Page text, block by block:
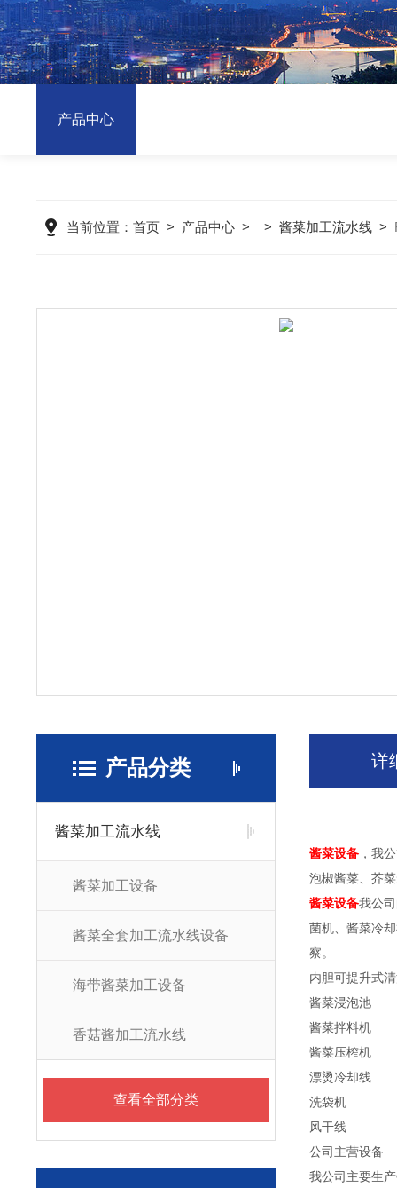
产品中心
当前位置： 首页> 产品中心> > 酱菜加工流水线>
产品分类
酱菜加工流水线
酱菜加工设备
酱菜全套加工流水线设备
海带酱菜加工设备
香菇酱加工流水线
查看全部分类
详
酱菜设备 ，我
泡椒酱菜、芥
酱菜设备我公
菌机、酱菜冷
察。
内胆可提升式
酱菜浸泡池
酱菜拌料机
酱菜压榨机
漂烫冷却线
洗袋机
风干线
公司主营设备
我公司主要生